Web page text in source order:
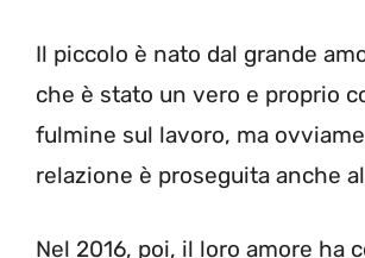
Il piccolo è nato dal grande
che è stato un vero e proprio
fulmine sul lavoro, ma
relazione è proseguita anche
Nel 2016, poi, il loro amore ha